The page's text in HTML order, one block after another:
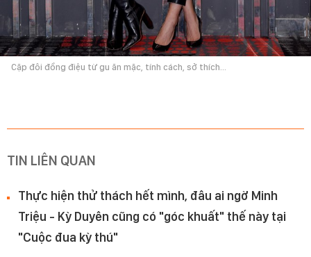
Cặp đôi đồng điệu từ gu ăn mặc, tính cách, sở thích...
TIN LIÊN QUAN
Thực hiện thử thách hết mình, đâu ai ngờ Minh
Triệu - Kỳ Duyên cũng có "góc khuất" thế này tại
"Cuộc đua kỳ thú"